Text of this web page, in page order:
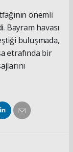
önemli
Bayram havası
buluşmada,
etrafında bir